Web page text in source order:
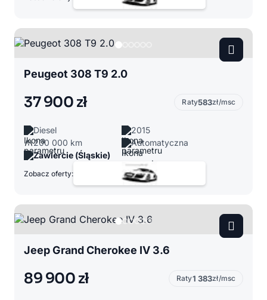
Peugeot 308 T9 2.0
37 900 zł Raty583zł/msc
Diesel
2015
200 000 km
Automatyczna
Zawiercie (Śląskie)
Zobacz oferty:
Jeep Grand Cherokee IV 3.6
89 900 zł Raty1 383zł/msc